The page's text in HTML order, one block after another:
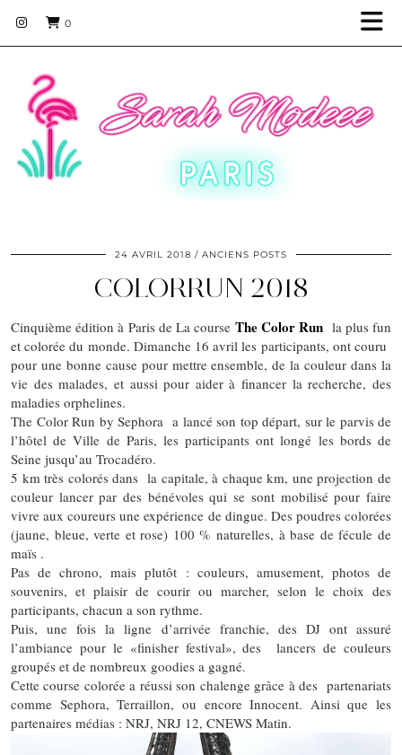
0
24 AVRIL 2018 ANCIENS POSTS
COLORRUN 2018
Cinquième édition à Paris de La course The Color Run la plus fun
et colorée du monde. Dimanche 16 avril les participants, ont couru
pour une bonne cause pour mettre ensemble, de la couleur dans la
vie des malades, et aussi pour aider à financer la recherche, des
maladies orphelines.
The Color Run by Sephora a lancé son top départ, sur le parvis de
l’hôtel de Ville de Paris, les participants ont longé les bords de
Seine jusqu’au Trocadéro.
5 km très colorés dans la capitale, à chaque km, une projection de
couleur lancer par des bénévoles qui se sont mobilisé pour faire
vivre aux coureurs une expérience de dingue. Des poudres colorées
(jaune, bleue, verte et rose) 100 % naturelles, à base de fécule de
maïs .
Pas de chrono, mais plutôt : couleurs, amusement, photos de
souvenirs, et plaisir de courir ou marcher, selon le choix des
participants, chacun a son rythme.
Puis, une fois la ligne d’arrivée franchie, des DJ ont assuré
l’ambiance pour le «finisher festival», des lancers de couleurs
groupés et de nombreux goodies a gagné.
Cette course colorée a réussi son chalenge grâce à des partenariats
comme Sephora, Terraillon, ou encore Innocent. Ainsi que les
partenaires médias : NRJ, NRJ 12, CNEWS Matin.